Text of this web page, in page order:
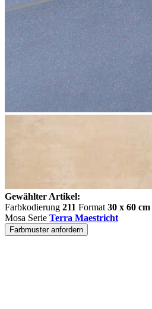
Gewählter Artikel:
Farbkodierung 211 Format 30 x 60 cm
Mosa Serie Terra Maestricht
Farbmuster anfordern